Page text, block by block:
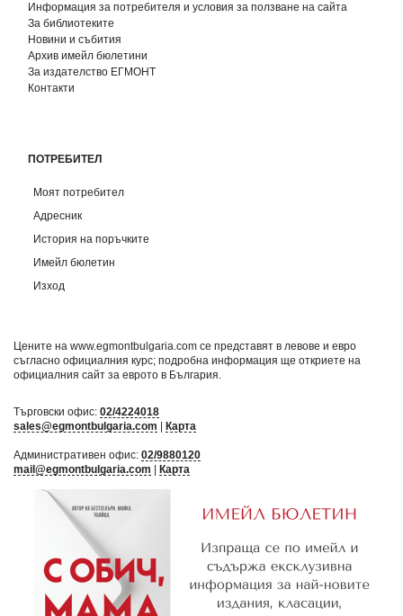
Информация за потребителя и условия за ползване на сайта
За библиотеките
Новини и събития
Архив имейл бюлетини
За издателство ЕГМОНТ
Контакти
ПОТРЕБИТЕЛ
Моят потребител
Адресник
История на поръчките
Имейл бюлетин
Изход
Цените на www.egmontbulgaria.com се представят в левове и евро
съгласно официалния курс; подробна информация ще откриете на
официалния сайт за еврото в България
Търговски офис: 02/4224018
sales@egmontbulgaria.com | Карта
Административен офис: 02/9880120
mail@egmontbulgaria.com | Карта